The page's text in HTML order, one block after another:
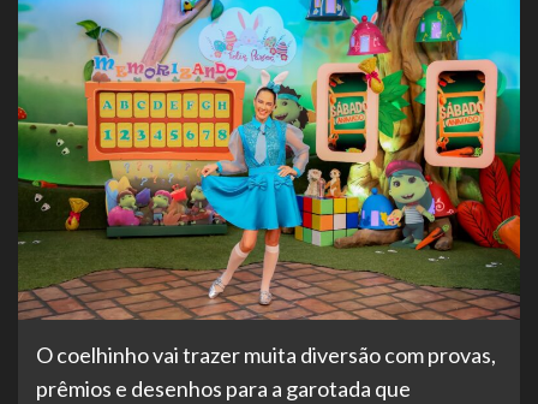
O coelhinho vai trazer muita diversão com provas,
prêmios e desenhos para a garotada que